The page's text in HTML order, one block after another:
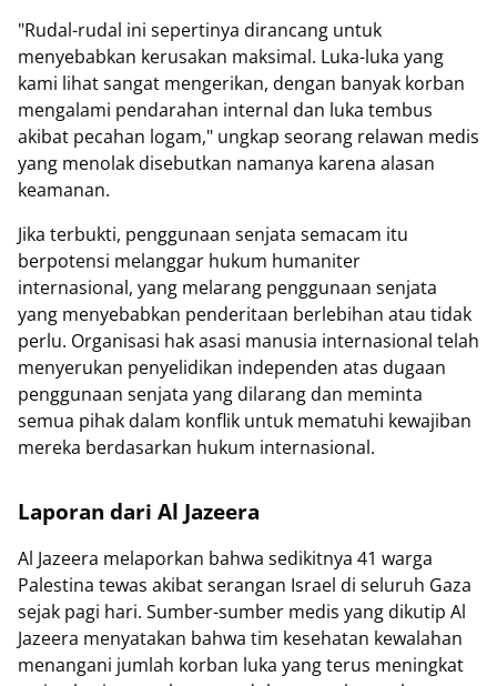
"Rudal-rudal ini sepertinya dirancang untuk
menyebabkan kerusakan maksimal. Luka-luka yang
kami lihat sangat mengerikan, dengan banyak korban
mengalami pendarahan internal dan luka tembus
akibat pecahan logam," ungkap seorang relawan medis
yang menolak disebutkan namanya karena alasan
keamanan.
Jika terbukti, penggunaan senjata semacam itu
berpotensi melanggar hukum humaniter
internasional, yang melarang penggunaan senjata
yang menyebabkan penderitaan berlebihan atau tidak
perlu. Organisasi hak asasi manusia internasional telah
menyerukan penyelidikan independen atas dugaan
penggunaan senjata yang dilarang dan meminta
semua pihak dalam konflik untuk mematuhi kewajiban
mereka berdasarkan hukum internasional.
Laporan dari Al Jazeera
Al Jazeera melaporkan bahwa sedikitnya 41 warga
Palestina tewas akibat serangan Israel di seluruh Gaza
sejak pagi hari. Sumber-sumber medis yang dikutip Al
Jazeera menyatakan bahwa tim kesehatan kewalahan
menangani jumlah korban luka yang terus meningkat